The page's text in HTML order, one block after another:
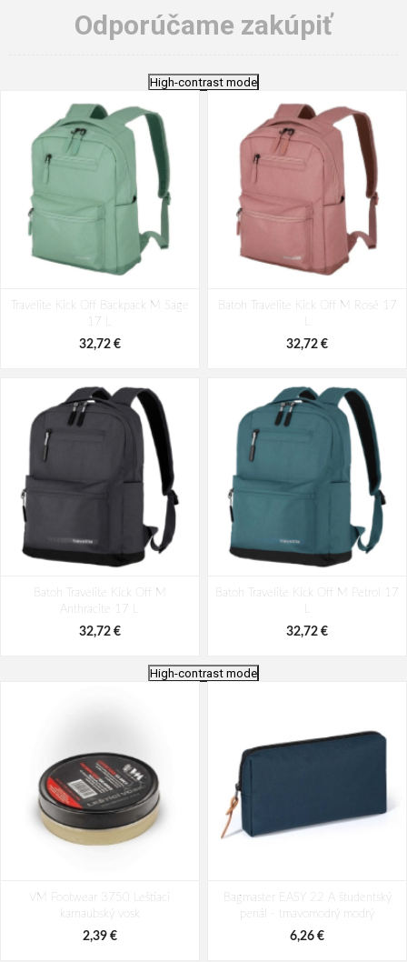
Odporúčame zakúpiť
High-contrast mode
Travelite Kick Off Backpack M Sage
17 L
32,72 €
Batoh Travelite Kick Off M Rosé 17
32,72 €
Batoh Travelite Kick Off M
Anthracite 17 L
32,72 €
Batoh Travelite Kick Off M Petrol 17
32,72 €
Rosé 35 L
43,64 €
Blue 35 L
43,64 €
High-contrast mode
VM Footwear 3750 Leštiaci
karnaubský vosk
2,39 €
Bagmaster EASY 22 A študentský
penál - tmavomodrý modrý
6,26 €